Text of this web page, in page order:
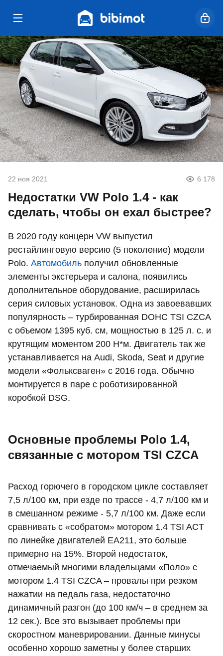
22 ноя 2021 6 178
Недостатки VW Polo 1.4 - как
сделать, чтобы он ехал быстрее?
В 2020 году концерн VW выпустил
рестайлинговую версию (5 поколение) модели
Polo. Автомобиль получил обновленные
элементы экстерьера и салона, появились
дополнительное оборудование, расширилась
серия силовых установок. Одна из завоевавших
популярность – турбированная DOHC TSI CZCA
с объемом 1395 куб. см, мощностью в 125 л. с. и
крутящим моментом 200 Н*м. Двигатель так же
устанавливается на Audi, Skoda, Seat и другие
модели «Фольксваген» с 2016 года. Обычно
монтируется в паре с роботизированной
коробкой DSG.
Основные проблемы Polo 1.4,
связанные с мотором TSI CZCA
Расход горючего в городском цикле составляет
7,5 л/100 км, при езде по трассе - 4,7 л/100 км и
в смешанном режиме - 5,7 л/100 км. Даже если
сравнивать с «собратом» мотором 1.4 TSI ACT
по линейке двигателей EA211, это больше
примерно на 15%. Второй недостаток,
отмечаемый многими владельцами «Поло» с
мотором 1.4 TSI CZCA – провалы при резком
нажатии на педаль газа, недостаточно
динамичный разгон (до 100 км/ч – в среднем за
12 сек.). Все это вызывает проблемы при
скоростном маневрировании. Данные минусы
особенно хорошо заметны у более старших